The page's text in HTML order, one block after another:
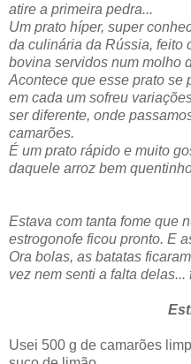
atire a primeira pedra...
Um prato híper, super
da culinária da Rússia, feito
bovina servidos num molho
Acontece que esse prato se
em cada um sofreu
ser diferente, onde
camarões.
É um prato rápido e muito
daquele arroz bem
Estava com tanta fome que
estrogonofe ficou pronto. E
Ora bolas, as batatas
vez nem senti a falta delas...
Usei 500 g de camarões